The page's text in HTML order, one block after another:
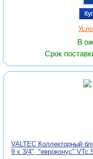
В
Срок
VALTEC Коллекторный
9 x 3/4", "евроконус"